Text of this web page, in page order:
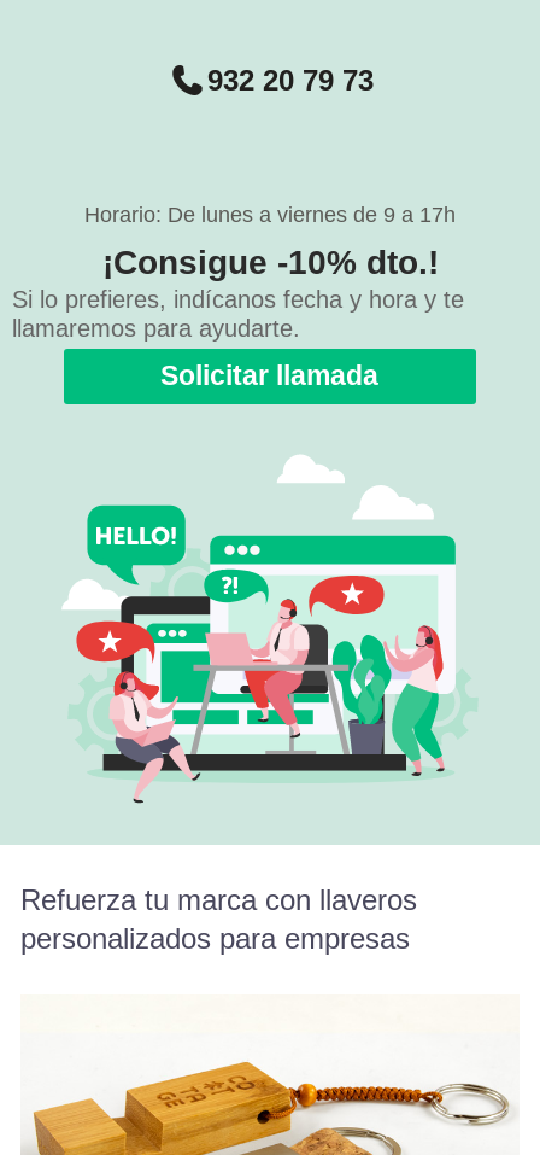
932 20 79 73
Horario: De lunes a viernes de 9 a 17h
¡Consigue -10% dto.!
Si lo prefieres, indícanos fecha y hora y te
llamaremos para ayudarte.
Solicitar llamada
Refuerza tu marca con llaveros
personalizados para empresas